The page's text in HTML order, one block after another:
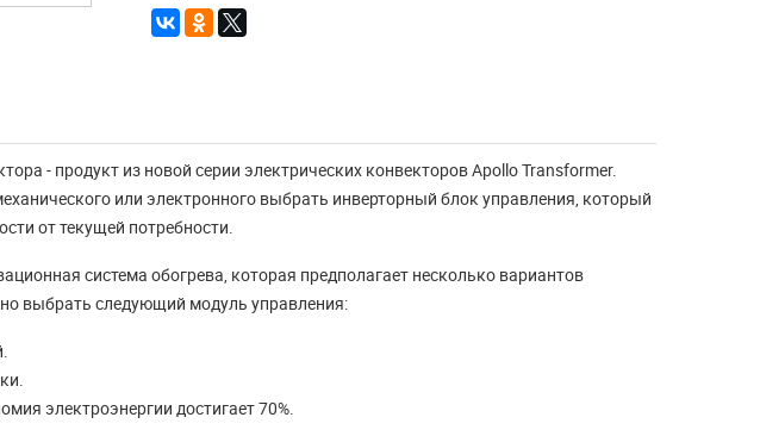
-
для
какие они бывают
- продукт из новой серии электрических конвекторов Apollo Transformer.
или электронного выбрать инверторный блок управления, который
от текущей потребности.
система обогрева, которая предполагает несколько вариантов
выбрать следующий модуль управления:
электроэнергии достигает 70%.